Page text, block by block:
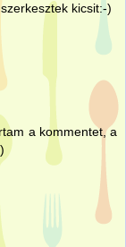
kicsit:-)
a kommentet, a